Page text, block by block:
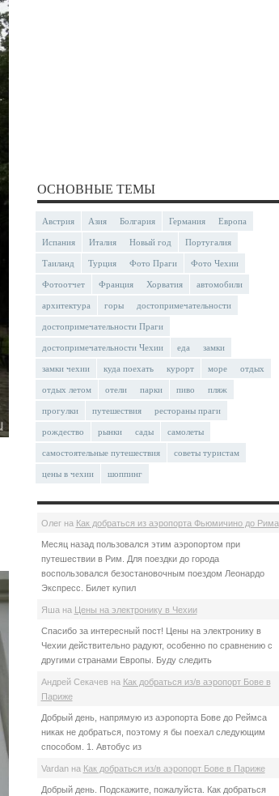
ОСНОВНЫЕ ТЕМЫ
Австрия Азия Болгария Германия Европа
Испания Италия Новый год Португалия
Таиланд Турция Фото Праги Фото Чехии
Фотоотчет Франция Хорватия автомобили
архитектура горы достопримечательности
достопримечательности Праги
достопримечательности Чехии еда замки
замки чехии куда поехать курорт море отдых
отдых летом отели парки пиво пляж
прогулки путешествия рестораны праги
рождество рынки сады самолеты
самостоятельные путешествия советы туристам
цены в чехии шоппинг
Олегна Как добраться из аэропорта Фьюмичино до Рима
Месяц назад пользовался этим аэропортом при
путешествии в Рим. Для поездки до города
воспользовался безостановочным поездом Леонардо
Экспресс. Билет купил
Яша на Цены на электронику в Чехии
Спасибо за интересный пост! Цены на электронику в
Чехии действительно радуют, особенно по сравнению с
другими странами Европы. Буду следить
Андрей Секачев на Как добраться из/в аэропорт Бове в
Париже
Добрый день, напрямую из аэропорта Бове до Реймса
никак не добраться, поэтому я бы поехал следующим
способом. 1. Автобус из
Vardanна Как добраться из/в аэропорт Бове в Париже
Добрый день. Подскажите, пожалуйста. Как добраться